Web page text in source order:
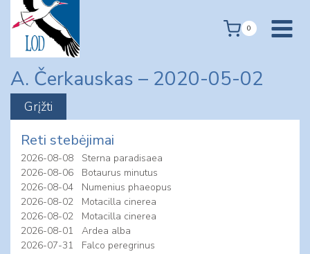
content
0
A. Čerkauskas – 2020-05-02
Reti stebėjimai
2026-08-08
Sterna paradisaea
2026-08-06
Botaurus minutus
2026-08-04
Numenius phaeopus
2026-08-02
Motacilla cinerea
2026-08-02
Motacilla cinerea
2026-08-01
Ardea alba
2026-07-31
Falco peregrinus